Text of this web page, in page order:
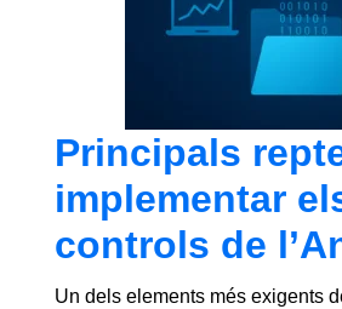
Principals
implementar
controls de
Un dels elements més exigents